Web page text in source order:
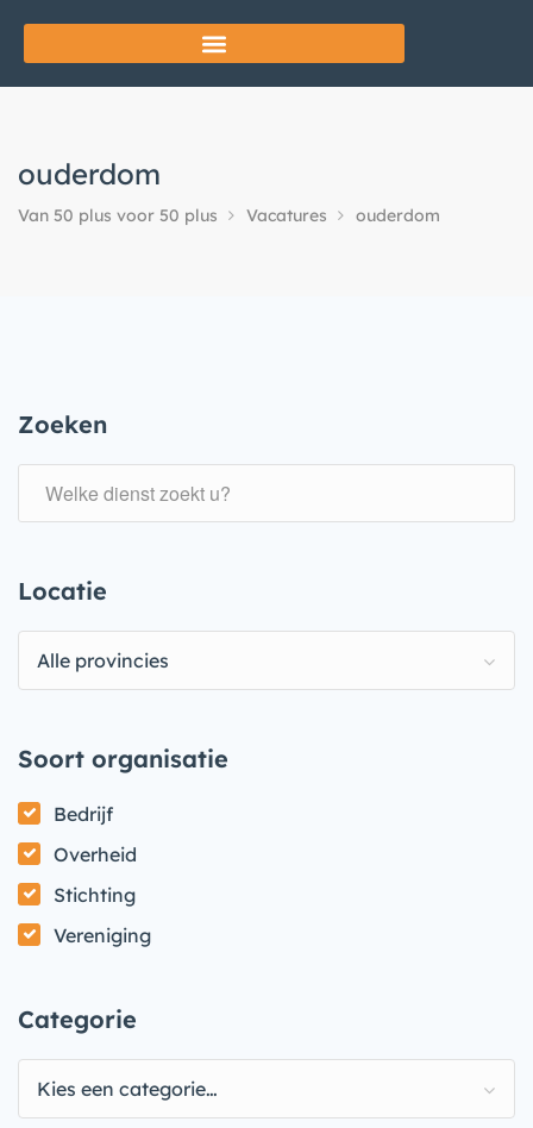
ouderdom
Van 50 plus voor 50 plus Vacatures ouderdom
Zoeken
Locatie
Alle provincies
Soort organisatie
Bedrijf
Overheid
Stichting
Vereniging
Categorie
Kies een categorie…